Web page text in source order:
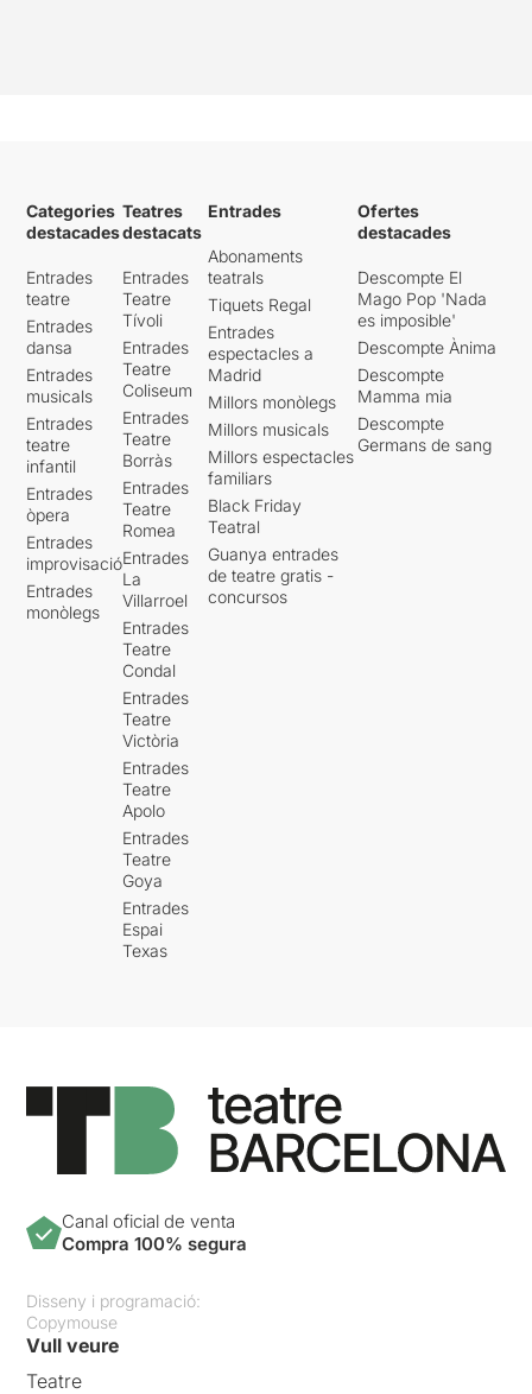
Categories
destacades
Entrades
teatre
Entrades
dansa
Entrades
musicals
Entrades
teatre
infantil
Entrades
òpera
Entrades
improvisació
Entrades
monòlegs
Teatres
destacats
Entrades
Teatre
Tívoli
Entrades
Teatre
Coliseum
Entrades
Teatre
Borràs
Entrades
Teatre
Romea
Entrades
La
Villarroel
Entrades
Teatre
Condal
Entrades
Teatre
Victòria
Entrades
Teatre
Apolo
Entrades
Teatre
Goya
Entrades
Espai
Texas
Entrades
Abonaments
teatrals
Tiquets Regal
Entrades
espectacles a
Madrid
Millors monòlegs
Millors musicals
Millors espectacles
familiars
Black Friday
Teatral
Guanya entrades
de teatre gratis -
concursos
Ofertes
destacades
Descompte El
Mago Pop 'Nada
es imposible'
Descompte Ànima
Descompte
Mamma mia
Descompte
Germans de sang
Canal oficial de venta
Compra 100% segura
Disseny i programació:
Copymouse
Vull veure
Teatre